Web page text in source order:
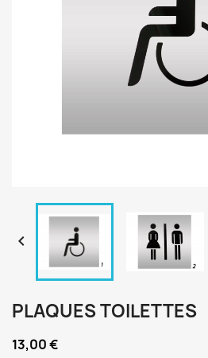

PLAQUES TOILETTES
13,00 €